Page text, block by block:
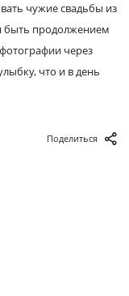
чужие свадьбы из
быть продолжением
через
что и в день
Поделиться